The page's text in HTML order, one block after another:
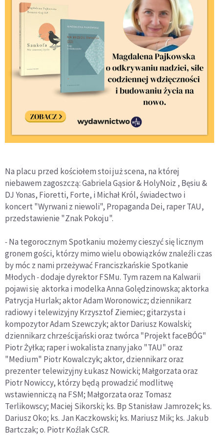
Na placu przed kościołem stoi już scena, na której
niebawem zagoszczą: Gabriela Gąsior & HolyNoiz , Bęsiu &
DJ Yonas, Fioretti, Forte, i Michał Król, świadectwo i
koncert "Wyrwani z niewoli", Propaganda Dei, raper TAU,
przedstawienie "Znak Pokoju".
-Na tegorocznym Spotkaniu możemy cieszyć się licznym
gronem gości, którzy mimo wielu obowiązków znaleźli czas
by móc z nami przeżywać Franciszkańskie Spotkanie
Młodych-dodaje dyrektor FSMu. Tym razem na Kalwarii
pojawi się aktorka i modelka Anna Golędzinowska; aktorka
Patrycja Hurlak; aktor Adam Woronowicz; dziennikarz
radiowy i telewizyjny Krzysztof Ziemiec; gitarzysta i
kompozytor Adam Szewczyk; aktor Dariusz Kowalski;
dziennikarz chrześcijański oraz twórca "Projekt faceBÓG"
Piotr Żyłka; raper i wokalista znany jako "TAU" oraz
"Medium" Piotr Kowalczyk; aktor, dziennikarz oraz
prezenter telewizyjny Łukasz Nowicki; Małgorzata oraz
Piotr Nowiccy, którzy będą prowadzić modlitwę
wstawienniczą na FSM; Małgorzata oraz Tomasz
Terlikowscy; Maciej Sikorski; ks. Bp Stanisław Jamrozek; ks.
Dariusz Oko; ks. Jan Kaczkowski; ks. Mariusz Mik; ks. Jakub
Bartczak; o. Piotr Koźlak CsCR.